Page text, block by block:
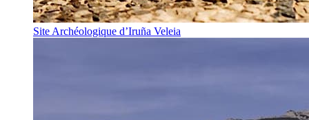
Site Archéologique d’Iruña Veleia